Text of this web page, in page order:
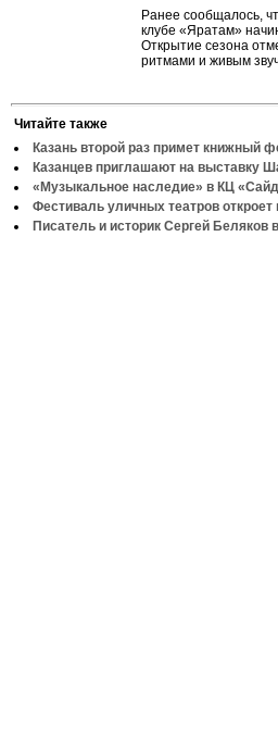
Ранее сообщалось,
клубе «Яратам»
Открытие сезона
ритмами и живым
Читайте также
Казань второй раз примет книжный
Казанцев приглашают на выставку
«Музыкальное наследие» в КЦ
Фестиваль уличных театров
Писатель и историк Сергей Беляков